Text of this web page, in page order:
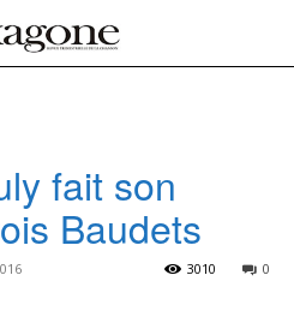
fait son
Baudets
0
3010